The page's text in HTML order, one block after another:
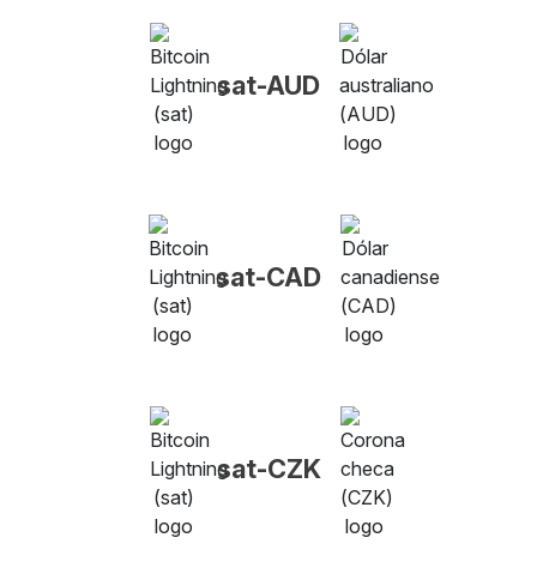
sat-AUD
sat-CAD
sat-CZK